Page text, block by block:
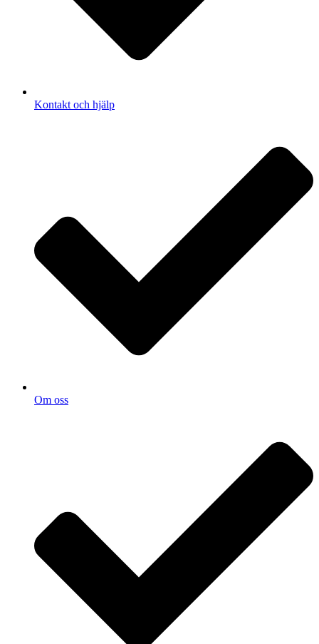
Kontakt och hjälp
Om oss